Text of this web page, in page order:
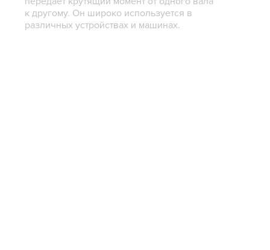
к другому. Он широко используется в
различных устройствах и машинах.